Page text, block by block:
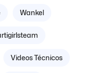
Wankel
Videos Técnicos